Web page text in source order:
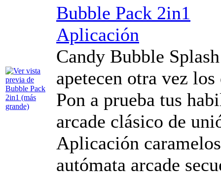
Bubble Pack 2in1
Aplicación
Candy Bubble
apetecen otra vez
Pon a prueba tus
arcade clásico de
Aplicación
autómata arcade